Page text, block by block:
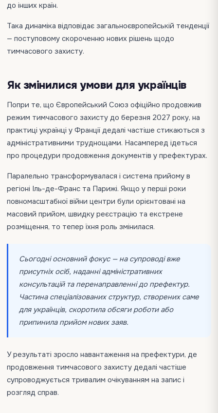
до інших країн.
Така динаміка відповідає загальноєвропейській тенденції
— поступовому скороченню нових рішень щодо
тимчасового захисту.
Як змінилися умови для українців
Попри те, що Європейський Союз офіційно продовжив
режим тимчасового захисту до березня 2027 року, на
практиці українці у Франції дедалі частіше стикаються з
адміністративними труднощами. Насамперед ідеться
про процедури продовження документів у префектурах.
Паралельно трансформувалася і система прийому в
регіоні Іль-де-Франс та Парижі. Якщо у перші роки
повномасштабної війни центри були орієнтовані на
масовий прийом, швидку реєстрацію та екстрене
розміщення, то тепер їхня роль змінилася.
Сьогодні основний фокус — на супроводі вже
присутніх осіб, наданні адміністративних
консультацій та перенаправленні до префектур.
Частина спеціалізованих структур, створених саме
для українців, скоротила обсяги роботи або
припинила прийом нових заяв.
У результаті зросло навантаження на префектури, де
продовження тимчасового захисту дедалі частіше
супроводжується тривалим очікуванням на запис і
розгляд справ.